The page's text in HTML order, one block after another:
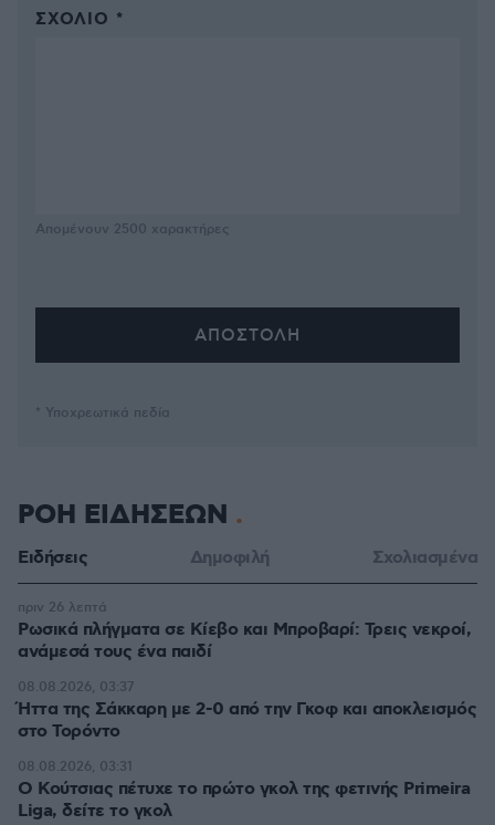
ΣΧΌΛΙΟ *
Απομένουν 2500 χαρακτήρες
* Υποχρεωτικά πεδία
ΡΟΗ ΕΙΔΗΣΕΩΝ
Ειδήσεις Δημοφιλή Σχολιασμένα
Ρωσικά πλήγματα σε Κίεβο και Μπροβαρί: Τρεις νεκροί,
ανάμεσά τους ένα παιδί
πριν 26 λεπτά
Ήττα της Σάκκαρη με 2-0 από την Γκοφ και αποκλεισμός
στο Τορόντο
08.08.2026, 03:37
Ο Κούτσιας πέτυχε το πρώτο γκολ της φετινής Primeira
Liga, δείτε το γκολ
08.08.2026, 03:31